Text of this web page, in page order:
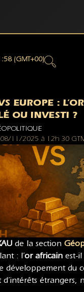
(GMT+00)
EUROPE :
OU INVESTI ?
08/11/2025 à 12h 30
de la section
: l’or africain est-
développement du
étrangers,